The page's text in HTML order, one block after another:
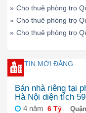
» Cho thuê phòng trọ
» Cho thuê phòng trọ
» Cho thuê phòng trọ
TIN MỚI ĐĂNG
Bán nhà riêng tại
Hà Nội diện tích
4 năm 6 Tỷ